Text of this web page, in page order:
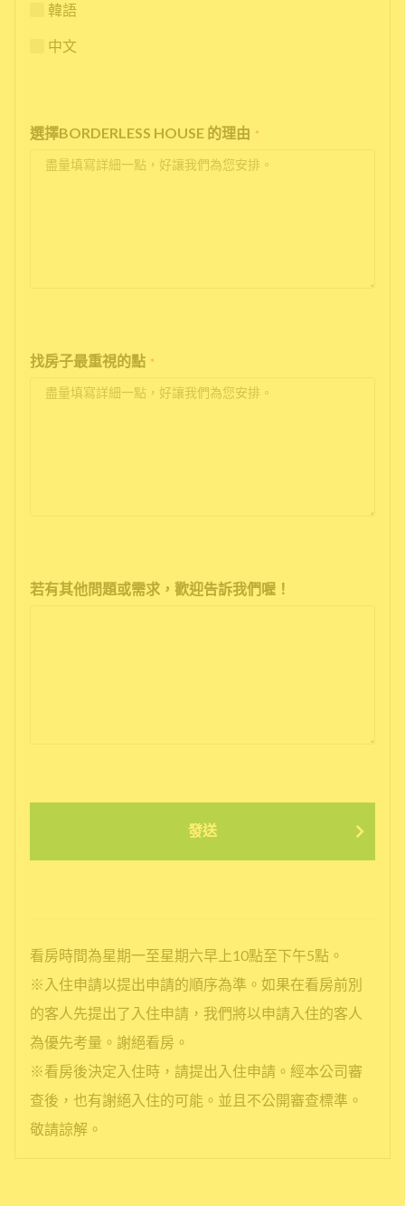
韓語
中文
選擇BORDERLESS HOUSE 的理由 *
找房子最重視的點 *
若有其他問題或需求，歡迎告訴我們喔！
發送
看房時間為星期一至星期六早上10點至下午5點。
※入住申請以提出申請的順序為準。如果在看房前別
的客人先提出了入住申請，我們將以申請入住的客人
為優先考量。謝絕看房。
※看房後決定入住時，請提出入住申請。經本公司審
查後，也有謝絕入住的可能。並且不公開審查標準。
敬請諒解。